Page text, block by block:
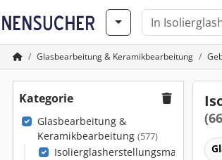
Glasbearbeitung & Keramikbearbeitung
Kategorie
Glasbearbeitung &
Keramikbearbeitung (577)
Isolierglasherstellungsmaschinen